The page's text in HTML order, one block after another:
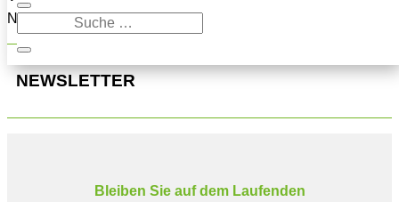
Navigation oben, um den Beitrag zu finden.
NEWSLETTER
Bleiben Sie auf dem Laufenden